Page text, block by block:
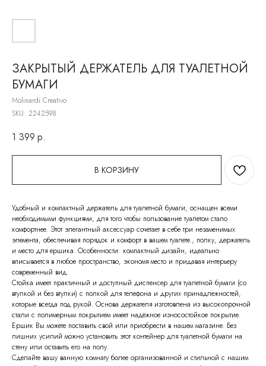
ЗАКРЫТЫЙ ДЕРЖАТЕЛЬ ДЛЯ ТУАЛЕТНОЙ
БУМАГИ
Molinardi Creativo
SKU: 2242598
1 399 р.
В КОРЗИНУ
Удобный и компактный держатель для туалетной бумаги, оснащен всеми
необходимыми функциями, для того чтобы пользование туалетом стало
комфортнее. Этот элегантный аксессуар сочетает в себе три незаменимых
элемента, обеспечивая порядок и комфорт в вашем туалете., полку, держатель
и место для ершика. Особенности: компактный дизайн, идеально
вписывается в любое пространство, экономя место и придавая интерьеру
современный вид.
Стойка имеет практичный и доступный диспенсер для туалетной бумаги (со
втулкой и без втулки) с полкой для телефона и других принадлежностей,
которые всегда под рукой. Основа держателя изготовлена из высокопрочной
стали с полимерным покрытием имеет надёжное износостойкое покрытие.
Ершик Вы можете поставить свой или приобрести в нашем магазине. Без
лишних усилий можно установить этот контейнер для туалетной бумаги на
стену или оставить его на полу.
Сделайте вашу ванную комнату более организованной и стильной с нашим